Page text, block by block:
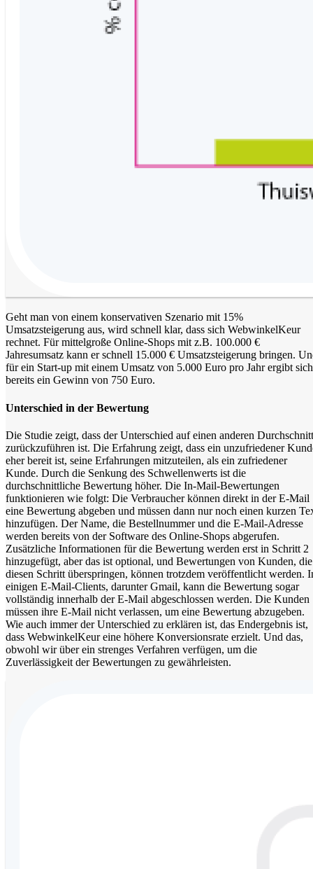
Geht man von einem konservativen Szenario mit 15%
Umsatzsteigerung aus, wird schnell klar, dass sich WebwinkelKeur
rechnet. Für mittelgroße Online-Shops mit z.B. 100.000 €
Jahresumsatz kann er schnell 15.000 € Umsatzsteigerung bringen.
für ein Start-up mit einem Umsatz von 5.000 Euro pro Jahr ergibt sich
bereits ein Gewinn von 750 Euro.
Unterschied in der Bewertung
Die Studie zeigt, dass der Unterschied auf einen anderen Durchschnitt
zurückzuführen ist. Die Erfahrung zeigt, dass ein unzufriedener
eher bereit ist, seine Erfahrungen mitzuteilen, als ein zufriedener
Kunde. Durch die Senkung des Schwellenwerts ist die
durchschnittliche Bewertung höher. Die In-Mail-Bewertungen
funktionieren wie folgt: Die Verbraucher können direkt in der E-Mail
eine Bewertung abgeben und müssen dann nur noch einen kurzen
hinzufügen. Der Name, die Bestellnummer und die E-Mail-Adresse
werden bereits von der Software des Online-Shops abgerufen.
Zusätzliche Informationen für die Bewertung werden erst in Schritt 2
hinzugefügt, aber das ist optional, und Bewertungen von Kunden, die
diesen Schritt überspringen, können trotzdem veröffentlicht werden.
einigen E-Mail-Clients, darunter Gmail, kann die Bewertung sogar
vollständig innerhalb der E-Mail abgeschlossen werden. Die Kunden
müssen ihre E-Mail nicht verlassen, um eine Bewertung abzugeben.
Wie auch immer der Unterschied zu erklären ist, das Endergebnis ist,
dass WebwinkelKeur eine höhere Konversionsrate erzielt. Und das,
obwohl wir über ein strenges Verfahren verfügen, um die
Zuverlässigkeit der Bewertungen zu gewährleisten.